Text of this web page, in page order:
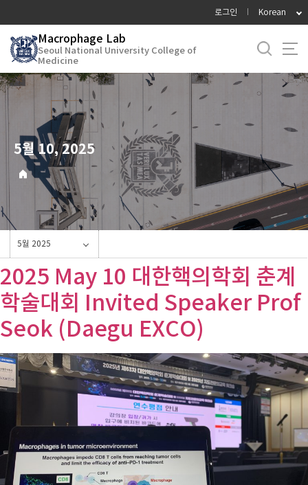
로
메
뉴
로그인 Korean
Macrophage Lab
Seoul National University College of
Medicine
5월 10, 2025
5월 2025
2025 May 10 대한핵의학회 춘계
학술대회 Invited Speaker Prof
Seok (Daegu EXCO)